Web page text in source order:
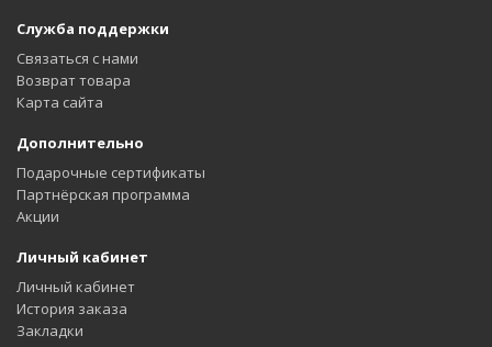
Служба поддержки
Связаться с нами
Возврат товара
Карта сайта
Дополнительно
Подарочные сертификаты
Партнёрская программа
Акции
Личный кабинет
Личный кабинет
История заказа
Закладки